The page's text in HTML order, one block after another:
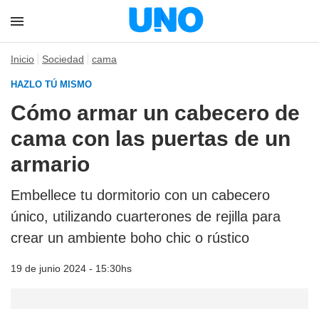
Inicio Sociedad cama
HAZLO TÚ MISMO
Cómo armar un cabecero de
cama con las puertas de un
armario
Embellece tu dormitorio con un cabecero
único, utilizando cuarterones de rejilla para
crear un ambiente boho chic o rústico
19 de junio 2024 - 15:30hs